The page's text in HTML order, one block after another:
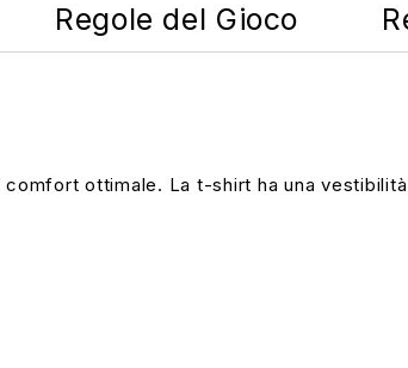
Regole del Gioco
ottimale. La t-shirt ha una